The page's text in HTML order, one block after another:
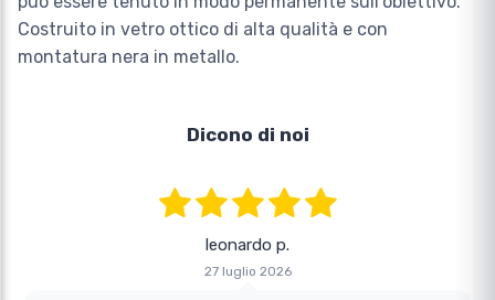
Costruito in vetro ottico di alta qualità e con
montatura nera in metallo.
Dicono di noi
leonardo p.
27 luglio 2026